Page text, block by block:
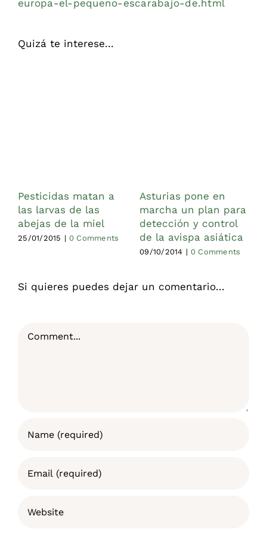
europa-el-pequeno-escarabajo-de.html
Quizá te interese...
Pesticidas matan a
las larvas de las
abejas de la miel
25/01/2015 | 0 Comments
Asturias pone en
marcha un plan para
detección y control
de la avispa asiática
09/10/2014 | 0 Comments
Si quieres puedes dejar un comentario...
Comment